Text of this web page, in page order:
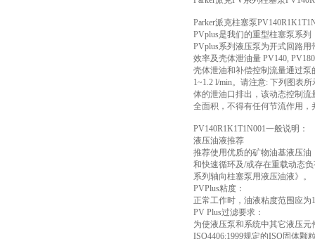
Parker派克柱塞泵
PVplus是我们的重型柱塞泵系列
PVplus系列液压泵为开式回路
效率及壳体泄油量 PV140,
壳体泄油和补偿控制流量通过
1~1.2 l/min。请注意: 下列图表
体的泄油口排出，该动态控制
全面积，不得有任何节流作用
PV140R1K1T1N001一般说明：
液压油液推荐
推荐使用优质的矿物油基液压油
和快速循环及/或存在重载动态
系列轴向柱塞泵用液压油液》。
PVPlus粘度：
正常工作时，油液粘度范围应为
PV Plus过滤要求：
为使液压泵和系统中其它液压
ISO4406:1999规定的ISO固体